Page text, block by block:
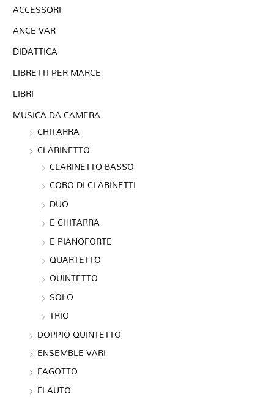
ACCESSORI
ANCE VAR
DIDATTICA
LIBRETTI PER MARCE
LIBRI
MUSICA DA CAMERA
CHITARRA
CLARINETTO
CLARINETTO BASSO
CORO DI CLARINETTI
DUO
E CHITARRA
E PIANOFORTE
QUARTETTO
QUINTETTO
SOLO
TRIO
DOPPIO QUINTETTO
ENSEMBLE VARI
FAGOTTO
FLAUTO